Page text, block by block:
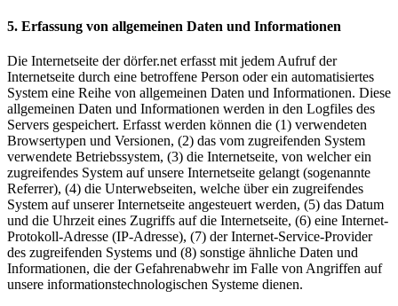
5. Erfassung von allgemeinen Daten und Informationen
Die Internetseite der dörfer.net erfasst mit jedem Aufruf der
Internetseite durch eine betroffene Person oder ein automatisiertes
System eine Reihe von allgemeinen Daten und Informationen. Diese
allgemeinen Daten und Informationen werden in den Logfiles des
Servers gespeichert. Erfasst werden können die (1) verwendeten
Browsertypen und Versionen, (2) das vom zugreifenden System
verwendete Betriebssystem, (3) die Internetseite, von welcher ein
zugreifendes System auf unsere Internetseite gelangt (sogenannte
Referrer), (4) die Unterwebseiten, welche über ein zugreifendes
System auf unserer Internetseite angesteuert werden, (5) das Datum
und die Uhrzeit eines Zugriffs auf die Internetseite, (6) eine Internet-
Protokoll-Adresse (IP-Adresse), (7) der Internet-Service-Provider
des zugreifenden Systems und (8) sonstige ähnliche Daten und
Informationen, die der Gefahrenabwehr im Falle von Angriffen auf
unsere informationstechnologischen Systeme dienen.